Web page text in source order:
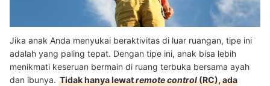
Jika anak Anda menyukai beraktivitas di luar ruangan, tipe ini
adalah yang paling tepat. Dengan tipe ini, anak bisa lebih
menikmati keseruan bermain di ruang terbuka bersama ayah
dan ibunya. Tidak hanya lewatremote control(RC), ada